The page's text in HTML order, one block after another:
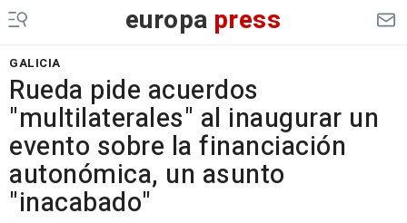
europa press
GALICIA
Rueda pide acuerdos
"multilaterales" al inaugurar un
evento sobre la financiación
autonómica, un asunto
"inacabado"